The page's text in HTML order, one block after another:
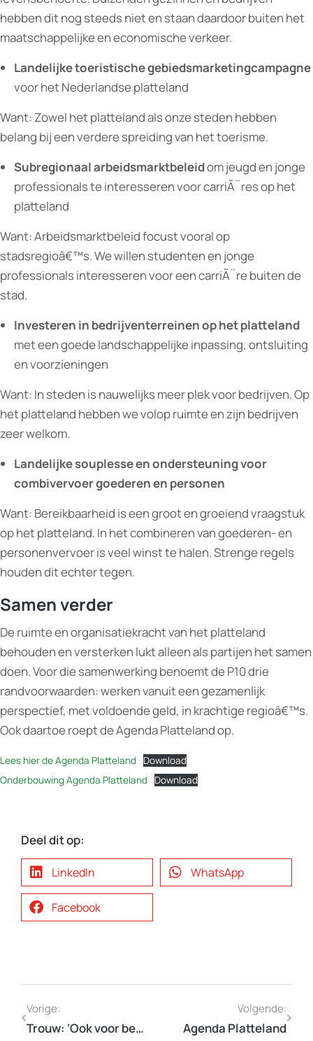
hebben dit nog steeds niet en staan daardoor buiten het
maatschappelijke en economische verkeer.
Landelijke toeristischegebiedsmarketingcampagne
voor het Nederlandse platteland
Want: Zowel het platteland als onze steden hebben
belang bij een verdere spreiding van het toerisme.
Subregionaal arbeidsmarktbeleidom jeugd en jonge
professionals te interesseren voor carriÃ¨res op het
platteland
Want: Arbeidsmarktbeleid focust vooral op
stadsregioâ€™s. We willen studenten en jonge
professionals interesseren voor een carriÃ¨re buiten de
stad.
Investeren in bedrijventerreinen op het platteland
met een goede landschappelijke inpassing, ontsluiting
en voorzieningen
Want: In steden is nauwelijks meer plek voor bedrijven. Op
het platteland hebben we volop ruimte en zijn bedrijven
zeer welkom.
Landelijke souplesse en ondersteuning voor
combivervoer goederen en personen
Want: Bereikbaarheid is een groot en groeiend vraagstuk
op het platteland. In het combineren van goederen- en
personenvervoer is veel winst te halen. Strenge regels
houden dit echter tegen.
Samen verder
De ruimte en organisatiekracht van het platteland
behouden en versterken lukt alleen als partijen het samen
doen. Voor die samenwerking benoemt de P10 drie
randvoorwaarden: werken vanuit een gezamenlijk
perspectief, met voldoende geld, in krachtige regioâ€™s.
Ook daartoe roept de Agenda Platteland op.
Lees hier de Agenda Platteland
Download
Onderbouwing Agenda Platteland
Download
Deel dit op:
LinkedIn WhatsApp
Facebook
Vorige:
Trouw: ‘Ook voor bewoners op het platteland moet zorg beschikbaar blijven’
Volgende:
Agenda Platteland